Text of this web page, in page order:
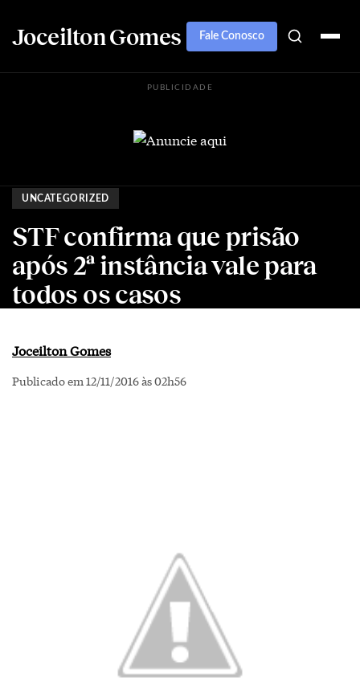
Joceilton Gomes Fale Conosco
PUBLICIDADE
UNCATEGORIZED
STF confirma que prisão
após 2ª instância vale para
todos os casos
Joceilton Gomes
Publicado em 12/11/2016 às 02h56